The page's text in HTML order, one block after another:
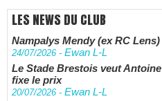
LES NEWS DU CLUB
Nampalys Mendy (ex RC
24/07/2026 - Ewan L-L
Le Stade Brestois veut
fixe le prix
20/07/2026 - Ewan L-L